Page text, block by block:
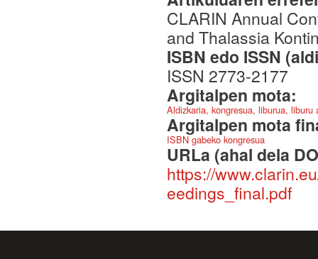
CLARIN Annual
and Thalassia
ISBN edo ISSN
ISSN 2773-2177
Argitalpen mota:
Aldizkaria, kongresua, liburua,
Argitalpen mota
ISBN gabeko kongresua
URLa (ahal dela
https://
eedings_final.pdf